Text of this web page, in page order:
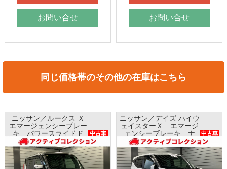
お問い合せ お問い合せ
同じ価格帯のその他の在庫はこちら
ス Ｘ
レー
ドド
ニタ
中古車
ニッサン／デイズ ハイウ
ェイスターＸ エマージ
ェンシーブレーキ ナ
ビ アラウンドビューモ
ニター インテリキー
中古車
ホンダ／Ｎ Ｂ
ホンダセンシン
ビ バックカ
ETC プッシュス